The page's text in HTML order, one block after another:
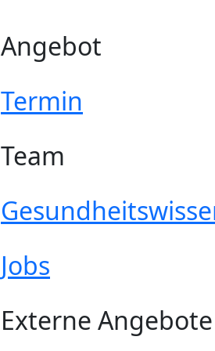
Angebot
Termin
Team
Jobs
Externe Angebote